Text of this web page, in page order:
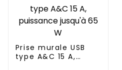
Prise murale USB
type A&C 15 A,